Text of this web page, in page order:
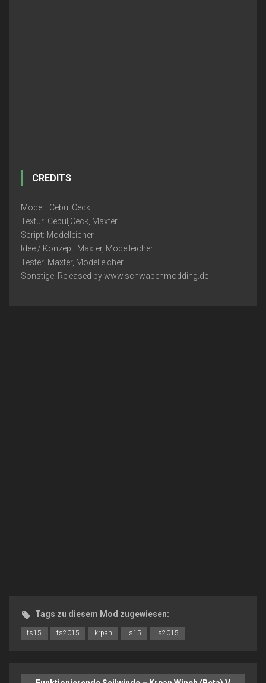
CREDITS
Modell: CebuljCeck
Textur: CebuljCeck, Maxter
Script: Modelleicher
Idee / Konzept: Maxter, Modelleicher
Tester: Maxter, Modelleicher
Sonstige: Released by www.schwabenmodding.de
Tags zu diesem Mod zugewiesen:
fs15 fs2015 krpan ls15 ls2015